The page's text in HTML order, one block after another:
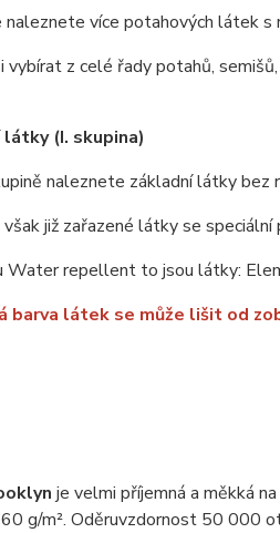
naleznete více potahových látek
vybírat z celé řady potahů,
(I. skupina)
naleznete základní látky bez
však již zařazené látky se
Water repellent to jsou látky:
barva látek se může lišit od
je velmi příjemná a měkká
g/m². Oděruvzdornost 50 000